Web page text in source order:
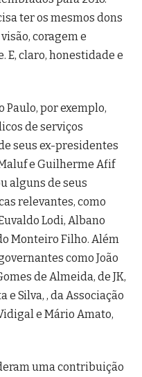
ter os mesmos dons
coragem e
E, claro, honestidade e
Paulo, por exemplo,
de serviços
seus ex-presidentes
e Guilherme Afif
alguns de seus
relevantes, como
Lodi, Albano
Monteiro Filho. Além
como João
de Almeida, de JK,
e Silva, , da Associação
e Mário Amato,
uma contribuição